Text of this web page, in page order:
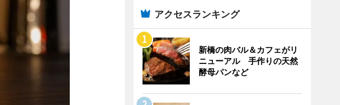
アクセスランキング
新橋の肉バル＆カフェがリ
ニューアル 手作りの天然
酵母パンなど